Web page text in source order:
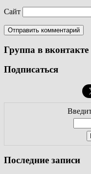
Сайт
Группа в вконтакте
Подписаться
Последние записи